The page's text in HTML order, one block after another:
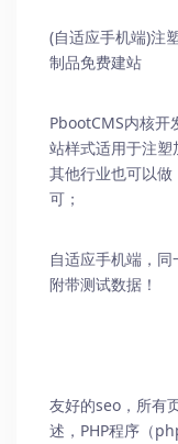
(自适应手机端)注
制品免费建站
PbootCMS内核开
站样式适用于注
其他行业也可以
可；
自适应手机端，同
附带测试数据！
友好的seo，所有
述，PHP程序（